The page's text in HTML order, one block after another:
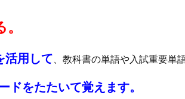
活用して 、教科書の単語や入試重要単
ドをたたいて覚えます。